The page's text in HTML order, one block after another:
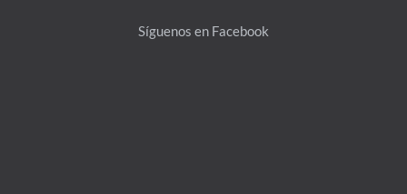
Síguenos en Facebook